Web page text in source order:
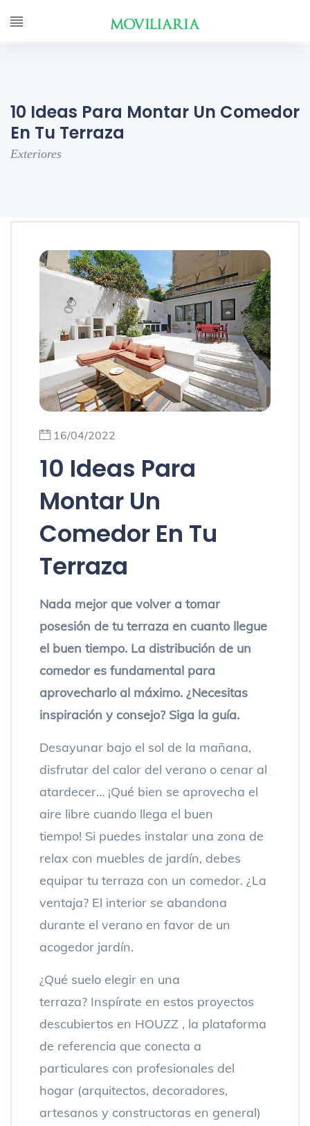
10 Ideas Para Montar Un Comedor
En Tu Terraza
Exteriores
16/04/2022
10 Ideas Para
Montar Un
Comedor En Tu
Terraza
Nada mejor que volver a tomar
posesión de tu terraza en cuanto llegue
el buen tiempo. La distribución de un
comedor es fundamental para
aprovecharlo al máximo. ¿Necesitas
inspiración y consejo? Siga la guía.
Desayunar bajo el sol de la mañana,
disfrutar del calor del verano o cenar al
atardecer… ¡Qué bien se aprovecha el
aire libre cuando llega el buen
tiempo! Si puedes instalar una zona de
relax con muebles de jardín, debes
equipar tu terraza con un comedor. ¿La
ventaja? El interior se abandona
durante el verano en favor de un
acogedor jardín.
¿Qué suelo elegir en una
terraza? Inspírate en estos proyectos
descubiertos en HOUZZ , la plataforma
de referencia que conecta a
particulares con profesionales del
hogar (arquitectos, decoradores,
artesanos y constructoras en general)